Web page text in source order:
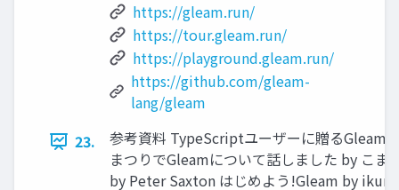
https://gleam.run/
https://tour.gleam.run/
https://playground.gleam.run/
https://github.com/gleam-
lang/gleam
23.
参考資料 TypeScriptユーザーに贈るGleam
まつりでGleamについて話しました by こ
by Peter Saxton はじめよう!Gleam by